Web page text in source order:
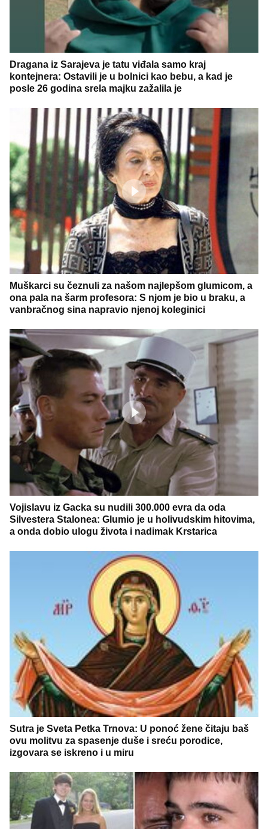
Dragana iz Sarajeva je tatu viđala samo kraj
kontejnera: Ostavili je u bolnici kao bebu, a kad je
posle 26 godina srela majku zažalila je
Muškarci su čeznuli za našom najlepšom glumicom, a
ona pala na šarm profesora: S njom je bio u braku, a
vanbračnog sina napravio njenoj koleginici
Vojislavu iz Gacka su nudili 300.000 evra da oda
Silvestera Stalonea: Glumio je u holivudskim hitovima,
a onda dobio ulogu života i nadimak Krstarica
Sutra je Sveta Petka Trnova: U ponoć žene čitaju baš
ovu molitvu za spasenje duše i sreću porodice,
izgovara se iskreno i u miru